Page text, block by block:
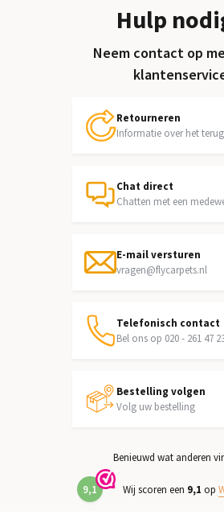
Hulp
Neem contact op
Retourneren
Informatie over het
Chat direct
Chatten met een
E-mail versturen
vragen@flycarpets.nl
Telefonisch contact
Bel ons op 020 - 261 47
Bestelling volgen
Volg uw bestelling
Benieuwd wat anderen
9,1 Wij scoren een 9,1 op